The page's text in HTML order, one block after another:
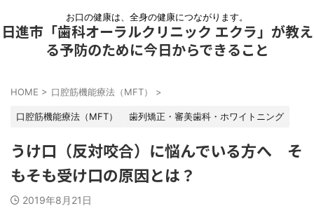
お口の健康は、全身の健康につながります。
日進市「歯科オーラルクリニック エクラ」が教え
る予防のために今日からできること
HOME > 口腔筋機能療法（MFT） >
口腔筋機能療法（MFT） 歯列矯正・審美歯科・ホワイトニング
うけ口（反対咬合）に悩んでいる方へ そ
もそも受け口の原因とは？
2019年8月21日